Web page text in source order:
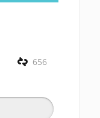
656